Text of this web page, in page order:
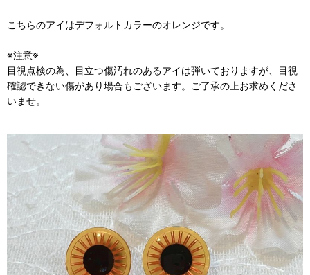
こちらのアイはデフォルトカラーのオレンジです。
※注意※
目視点検の為、目立つ傷汚れのあるアイは弾いておりますが、目視
確認できない傷があり場合もございます。ご了承の上お求めくださ
いませ。